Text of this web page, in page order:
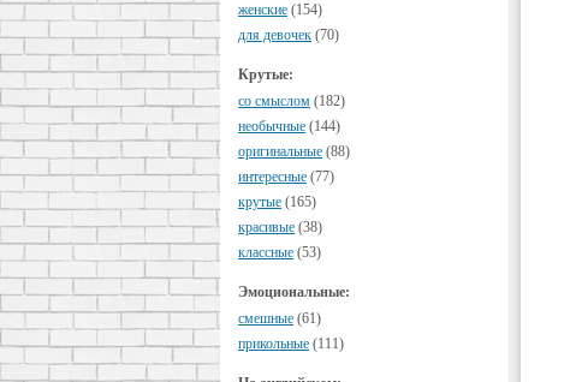
женские (154)
для девочек (70)
Крутые:
cо смыслом (182)
необычные (144)
оригинальные (88)
интересные (77)
крутые (165)
красивые (38)
классные (53)
Эмоциональные:
смешные (61)
прикольные (111)